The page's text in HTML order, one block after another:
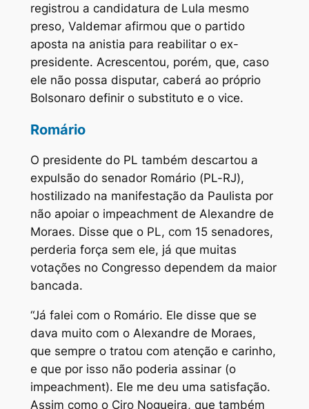
registrou a candidatura de Lula mesmo
preso, Valdemar afirmou que o partido
aposta na anistia para reabilitar o ex-
presidente. Acrescentou, porém, que, caso
ele não possa disputar, caberá ao próprio
Bolsonaro definir o substituto e o vice.
Romário
O presidente do PL também descartou a
expulsão do senador Romário (PL-RJ),
hostilizado na manifestação da Paulista por
não apoiar o impeachment de Alexandre de
Moraes. Disse que o PL, com 15 senadores,
perderia força sem ele, já que muitas
votações no Congresso dependem da maior
bancada.
“Já falei com o Romário. Ele disse que se
dava muito com o Alexandre de Moraes,
que sempre o tratou com atenção e carinho,
e que por isso não poderia assinar (o
impeachment). Ele me deu uma satisfação.
Assim como o Ciro Nogueira, que também